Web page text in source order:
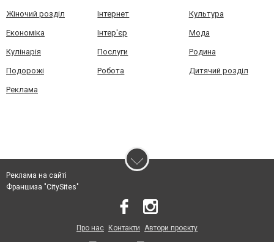
Жіночий розділ Інтернет Культура
Економіка Інтер'єр Мода
Кулінарія Послуги Родина
Подорожі Робота Дитячий розділ
Реклама
Реклама на сайті
Франшиза "CitySites"
Про нас Контакти Автори проєкту